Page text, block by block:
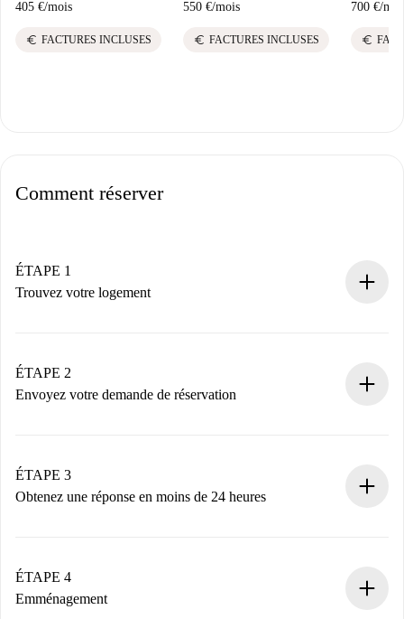
405 €/mois
euro FACTURES INCLUSES
550 €/mois
euro FACTURES INCLUSES
700 €/
euro
Comment réserver
ÉTAPE 1
Trouvez votre logement
Vous disposez à l’avance de toutes les informations
nécessaires.
ÉTAPE 2
Envoyez votre demande de réservation
Nous ne vous facturerons rien tant que le propriétaire
n’aura pas accepté.
ÉTAPE 3
Obtenez une réponse en moins de 24 heures
contact avec le propriétaire.
Si refusé : aucun prélèvement et nous vous proposerons
ÉTAPE 4
Emménagement